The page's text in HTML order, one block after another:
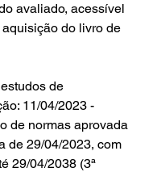
avaliado, acessível
do livro de
de
11/04/2023 -
de normas aprovada
de 29/04/2023, com
29/04/2038 (3ª